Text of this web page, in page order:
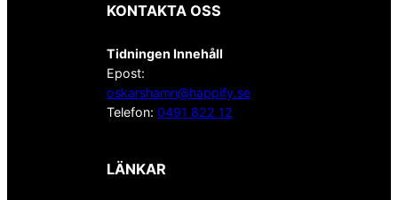
KONTAKTA OSS
Tidningen Innehåll
Epost:
oskarshamn@happify.se
Telefon: 0491 822 12
LÄNKAR